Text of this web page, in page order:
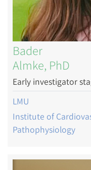
Bader
Almke, PhD
Early investigator
LMU
Institute of
Pathophysiology